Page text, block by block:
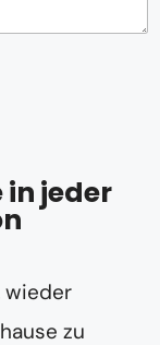
in jeder
wieder
zu